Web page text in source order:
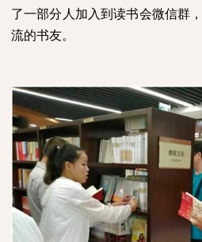
了一部分人加入到读书会微信群
流的书友。